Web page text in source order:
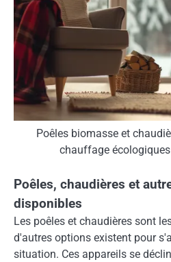
Poêles biomasse et
chauffage
Poêles, chaudières et
disponibles
Les poêles et chaudières sont
d'autres options existent pour
situation. Ces appareils se